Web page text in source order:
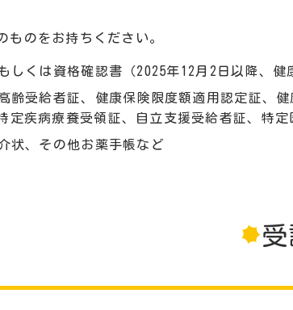
ものをお持ちください。
しくは資格確認書（2025年12月2日以降、健
齢受給者証、健康保険限度額適用認定証、
定疾病療養受領証、自立支援受給者証、特定
状、その他お薬手帳など